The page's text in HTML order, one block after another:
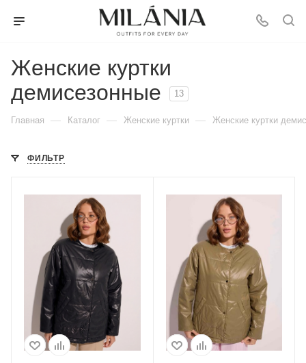
Женские куртки
демисезонные
13
Главная — Каталог — Женские куртки — Женские куртки
ФИЛЬТР